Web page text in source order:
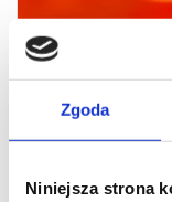
Zgoda
Niniejsza strona